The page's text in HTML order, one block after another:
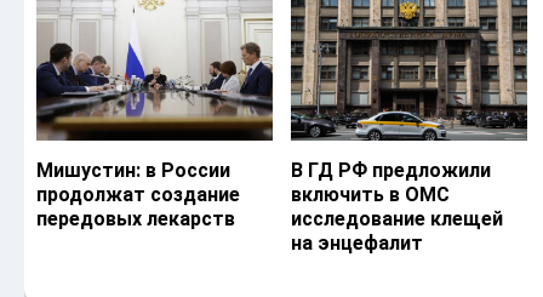
Мишустин: в России
продолжат создание
передовых лекарств
В ГД РФ предложили
включить в ОМС
исследование клещей
на энцефалит